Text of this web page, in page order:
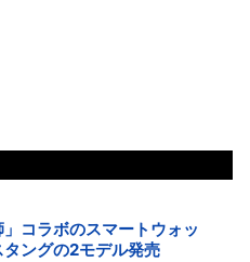
」コラボのスマートウォッ
ングの2モデル発売